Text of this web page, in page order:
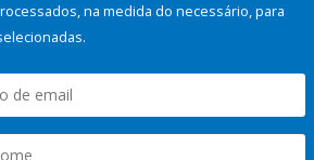
na medida do necessário, para